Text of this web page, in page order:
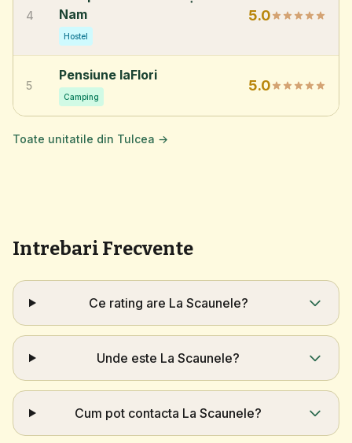
4
Nam
Hostel
5.0
5
Pensiune laFlori
Camping
5.0
Toate unitatile din Tulcea →
Intrebari Frecvente
Ce rating are La Scaunele?
Unde este La Scaunele?
Cum pot contacta La Scaunele?